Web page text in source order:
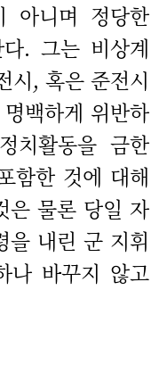
아니며 정당한
. 그는 비상계
시, 혹은 준전시
명백하게 위반하
치활동을 금한
함한 것에 대해
은 물론 당일 자
을 내린 군 지휘
나 바꾸지 않고